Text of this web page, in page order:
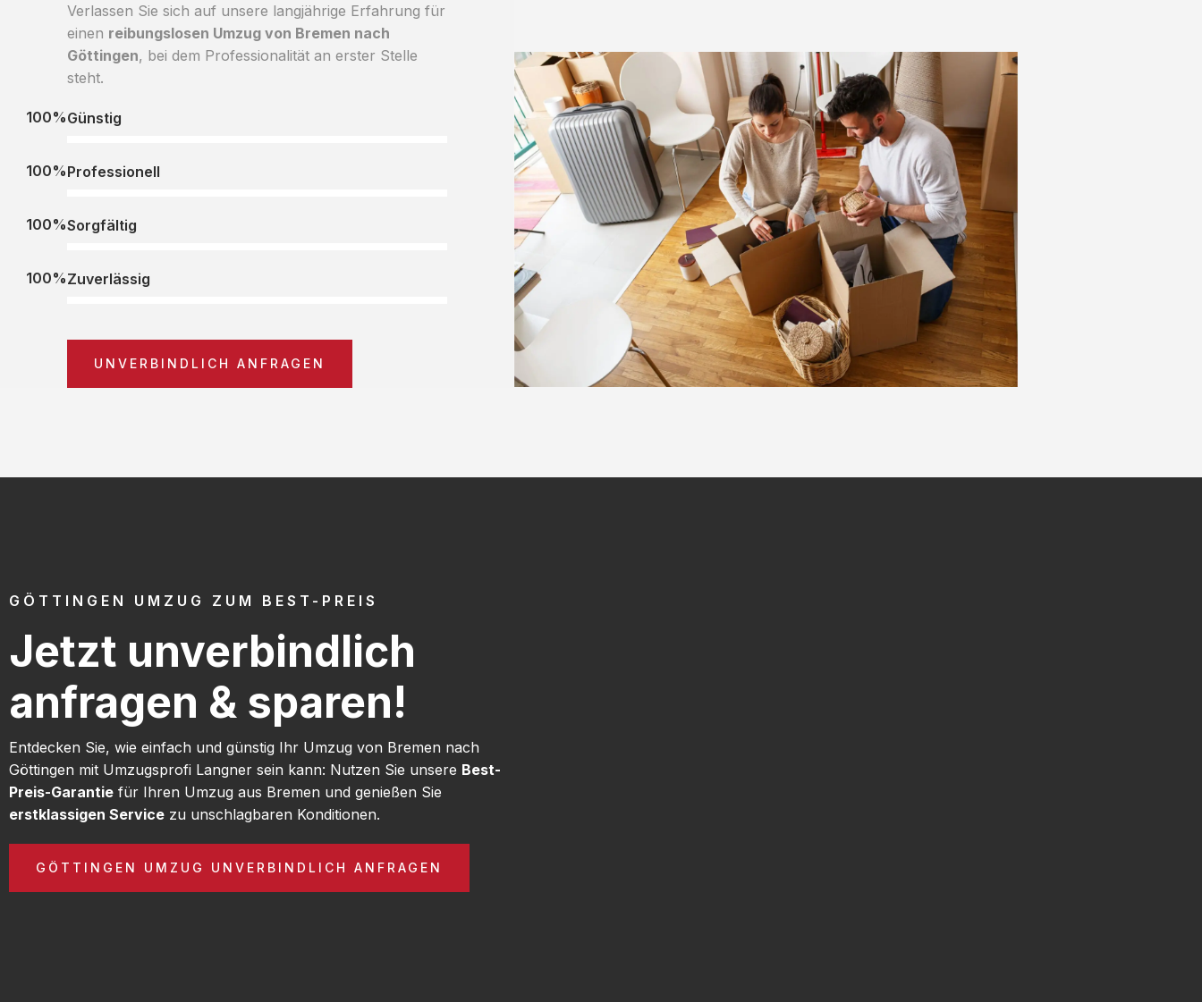
Verlassen Sie sich auf unsere langjährige Erfahrung für
einen reibungslosen Umzug von Bremen nach
Göttingen, bei dem Professionalität an erster Stelle
steht.
Günstig
100%
Professionell
100%
Sorgfältig
100%
Zuverlässig
100%
UNVERBINDLICH ANFRAGEN
GÖTTINGEN UMZUG ZUM BEST-PREIS
Jetzt unverbindlich
anfragen & sparen!
Entdecken Sie, wie einfach und günstig Ihr Umzug von Bremen nach
Göttingen mit Umzugsprofi Langner sein kann: Nutzen Sie unsere Best-
Preis-Garantie für Ihren Umzug aus Bremen und genießen Sie
erstklassigen Service zu unschlagbaren Konditionen.
GÖTTINGEN UMZUG UNVERBINDLICH ANFRAGEN